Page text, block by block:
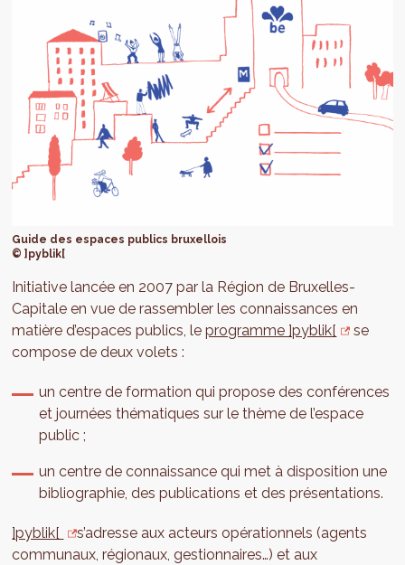
Guide des espaces publics bruxellois
© ]pyblik[
Initiative lancée en 2007 par la Région de Bruxelles-
Capitale en vue de rassembler les connaissances en
matière d’espaces publics, leprogramme ]pyblik[
se
compose de deux volets :
un centre de formation qui propose des conférences
et journées thématiques sur le thème de l’espace
public ;
un centre de connaissance qui met à disposition une
bibliographie, des publications et des présentations.
]pyblik[
s’adresse aux acteurs opérationnels (agents
communaux, régionaux, gestionnaires…) et aux